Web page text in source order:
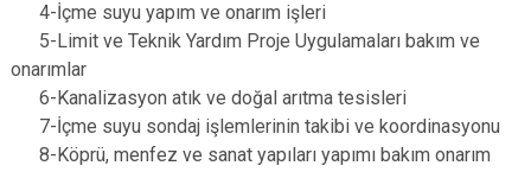
4-İçme suyu yapım ve onarım işleri
5-Limit ve Teknik Yardım Proje Uygulamaları bakım ve
onarımlar
6-Kanalizasyon atık ve doğal arıtma tesisleri
7-İçme suyu sondaj işlemlerinin takibi ve koordinasyonu
8-Köprü, menfez ve sanat yapıları yapımı bakım onarım